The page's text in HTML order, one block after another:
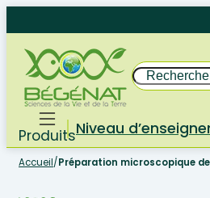
au
contenu
Produits
Rechercher
Niveau
Accueil/Préparation microscopique